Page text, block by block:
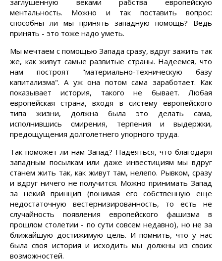
заглушенную веками рабства европейскую
ментальность. Можно и так поставить вопрос:
способны ли мы принять западную помощь? Ведь
принять - это тоже надо уметь.
Мы мечтаем с помощью Запада сразу, вдруг зажить так
же, как живут самые развитые страны. Надеемся, что
нам построят "материально-техническую базу
капитализма". А уж она потом сама заработает. Как
показывает история, такого не бывает. Любая
европейская страна, входя в систему европейского
типа жизни, должна была это делать сама,
исполнившись смирения, терпения и выдержки,
предощущения долголетнего упорного труда.
Так поможет ли нам Запад? Надеяться, что благодаря
западным посылкам или даже инвестициям мы вдруг
станем жить так, как живут там, нелепо. Рывком, сразу
и вдруг ничего не получится. Можно принимать Запад
за некий принцип (понимая его собственную еще
недостаточную вестернизированность, то есть не
случайность появления европейского фашизма в
прошлом столетии - по сути совсем недавно), но не за
ближайшую достижимую цель. И помнить, что у нас
была своя история и исходить мы должны из своих
возможностей.